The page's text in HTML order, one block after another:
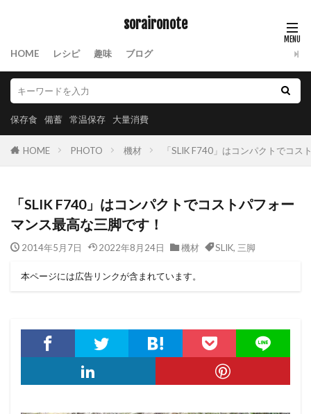
soraironote
HOME レシピ 趣味 ブログ
保存食 備蓄 常温保存 大量消費
HOME PHOTO 機材 「SLIK F740」はコンパクトでコ
「SLIK F740」はコンパクトでコストパフォー
マンス最高な三脚です！
2014年5月7日 2022年8月24日 機材 SLIK, 三脚
本ページには広告リンクが含まれています。